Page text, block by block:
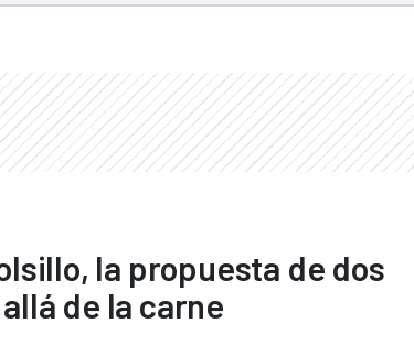
la propuesta de dos
de la carne